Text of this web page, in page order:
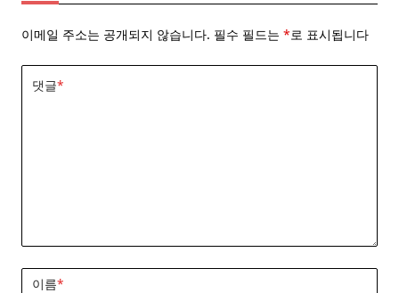
이메일 주소는 공개되지 않습니다. 필수 필드는 *로 표시됩니다
댓글*
이름*